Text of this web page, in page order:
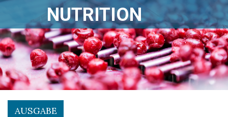
NUTRITION
AUSGABE